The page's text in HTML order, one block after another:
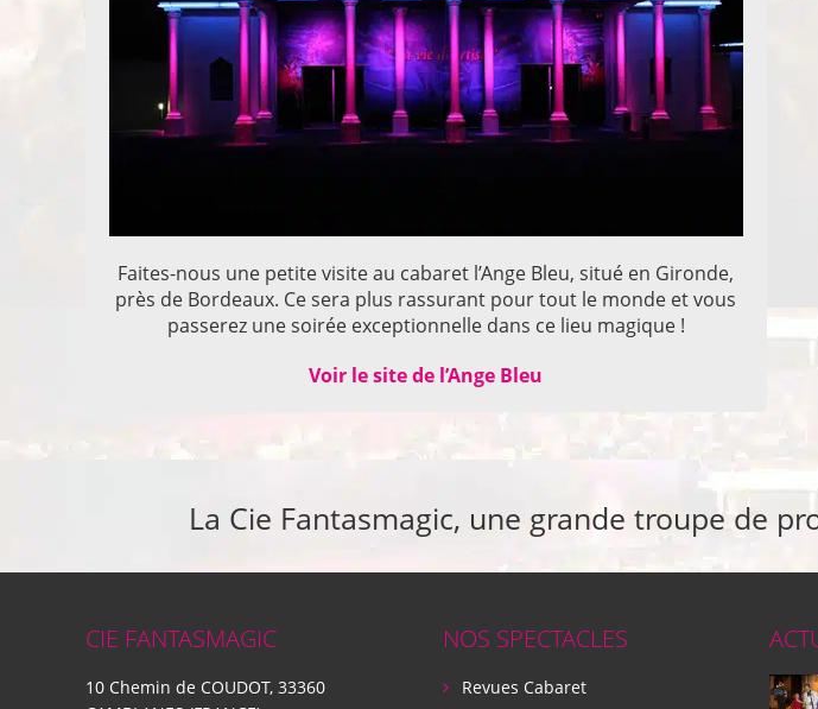
Faites-nous une petite visite au cabaret l’Ange Bleu, situé en Gironde,
près de Bordeaux. Ce sera plus rassurant pour tout le monde et vous
passerez une soirée exceptionnelle dans ce lieu magique !
Voir le site de l’Ange Bleu
La Cie Fantasmagic, une grande troupe de
CIE FANTASMAGIC
10 Chemin de COUDOT, 33360
NOS SPECTACLES
Revues Cabaret